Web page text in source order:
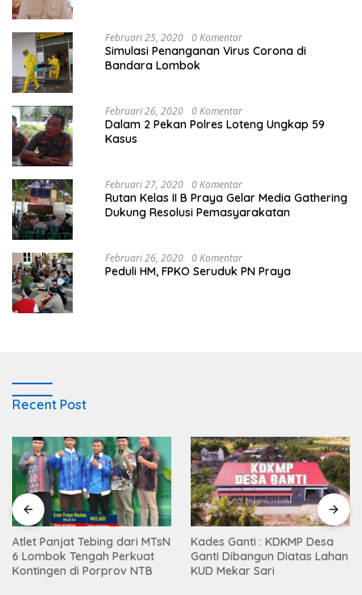
Februari 25, 2020 0 Komentar
Simulasi Penanganan Virus Corona di
Bandara Lombok
Februari 26, 2020 0 Komentar
Dalam 2 Pekan Polres Loteng Ungkap 59
Kasus
Februari 27, 2020 0 Komentar
Rutan Kelas II B Praya Gelar Media Gathering
Dukung Resolusi Pemasyarakatan
Februari 26, 2020 0 Komentar
Peduli HM, FPKO Seruduk PN Praya
Recent Post
Atlet Panjat Tebing dari MTsN
6 Lombok Tengah Perkuat
Kontingen di Porprov NTB
Kades Ganti : KDKMP Desa
Ganti Dibangun Diatas Lahan
KUD Mekar Sari